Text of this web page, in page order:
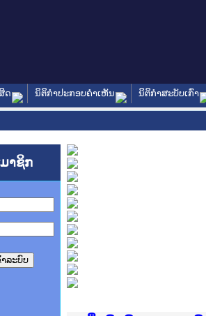
ດ ນິຕິກໍາປະກອບຄໍາເຫັນ ນິຕິກໍາສະບັບເກົ່າ
າຊິກ